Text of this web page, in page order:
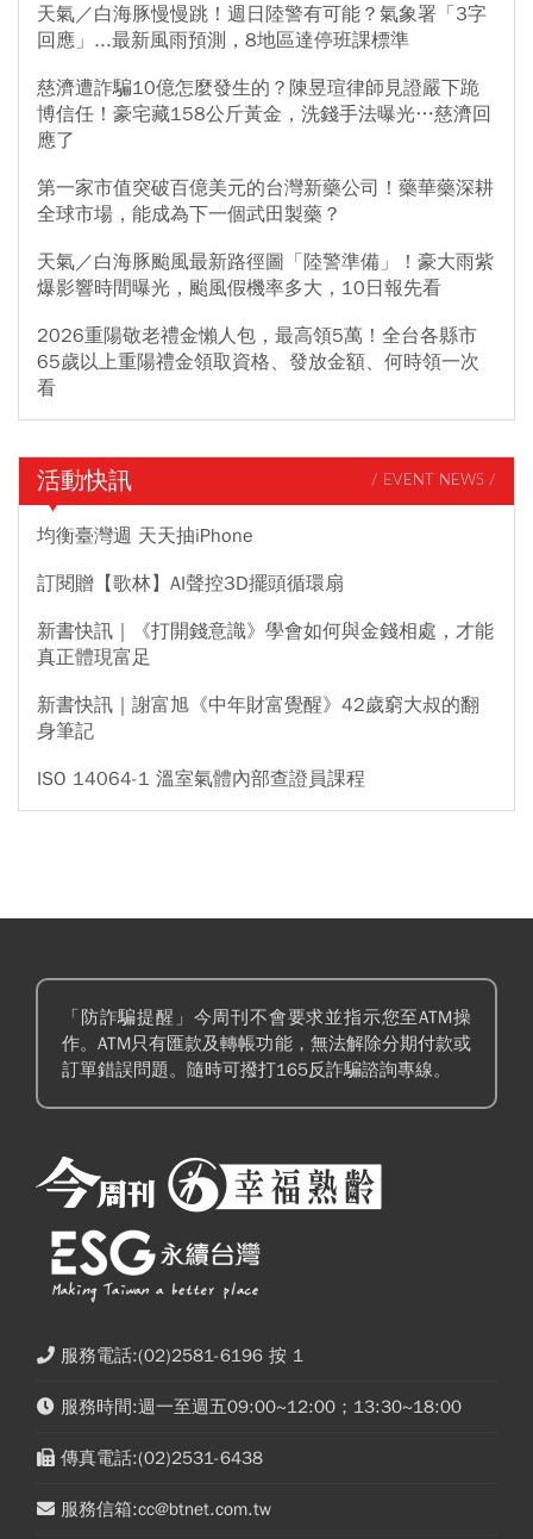
天氣／白海豚慢慢跳！週日陸警有可能？氣象署「3字
回應」...最新風雨預測，8地區達停班課標準
慈濟遭詐騙10億怎麼發生的？陳昱瑄律師見證嚴下跪
博信任！豪宅藏158公斤黃金，洗錢手法曝光…慈濟回
應了
第一家市值突破百億美元的台灣新藥公司！藥華藥深耕
全球市場，能成為下一個武田製藥？
天氣／白海豚颱風最新路徑圖「陸警準備」！豪大雨紫
爆影響時間曝光，颱風假機率多大，10日報先看
2026重陽敬老禮金懶人包，最高領5萬！全台各縣市
65歲以上重陽禮金領取資格、發放金額、何時領一次
看
活動快訊 / EVENT NEWS /
均衡臺灣週 天天抽iPhone
訂閱贈【歌林】AI聲控3D擺頭循環扇
新書快訊｜《打開錢意識》學會如何與金錢相處，才能
真正體現富足
新書快訊｜謝富旭《中年財富覺醒》42歲窮大叔的翻
身筆記
ISO 14064-1 溫室氣體內部查證員課程
「防詐騙提醒」今周刊不會要求並指示您至ATM操
作。ATM只有匯款及轉帳功能，無法解除分期付款或
訂單錯誤問題。隨時可撥打165反詐騙諮詢專線。
服務電話:(02)2581-6196 按 1
服務時間:週一至週五09:00~12:00；13:30~18:00
傳真電話:(02)2531-6438
服務信箱:cc@btnet.com.tw